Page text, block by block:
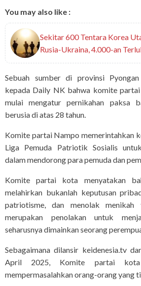
You may also like :
Sekitar 600 Tentara Korea
Rusia-Ukraina, 4.000-an
Sebuah sumber di provinsi
kepada Daily NK bahwa komite
mulai mengatur pernikahan paksa
berusia di atas 28 tahun.
Komite partai Nampo memerintahkan
Liga Pemuda Patriotik Sosialis
dalam mendorong para pemuda dan
Komite partai kota menyatakan
melahirkan bukanlah keputusan
patriotisme, dan menolak menikah
merupakan penolakan untuk
seharusnya dimainkan seorang
Sebagaimana dilansir keidenesia.tv
April 2025, Komite partai kota
mempermasalahkan orang-orang yang